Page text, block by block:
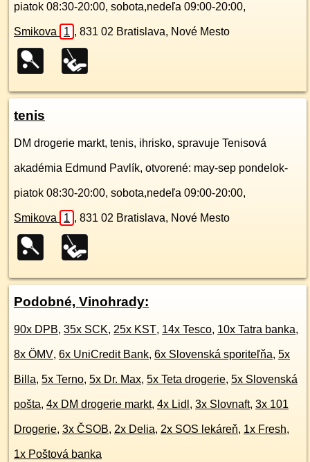
piatok 08:30-20:00, sobota,nedeľa 09:00-20:00,
Smikova 1 , 831 02 Bratislava, Nové Mesto
tenis
DM drogerie markt, tenis, ihrisko, spravuje Tenisová
akadémia Edmund Pavlík, otvorené: may-sep pondelok-
piatok 08:30-20:00, sobota,nedeľa 09:00-20:00,
Smikova 1 , 831 02 Bratislava, Nové Mesto
Podobné, Vinohrady:
90x DPB, 35x SCK, 25x KST, 14x Tesco, 10x Tatra banka,
8x ÖMV, 6x UniCredit Bank, 6x Slovenská sporiteľňa, 5x
Billa, 5x Terno, 5x Dr. Max, 5x Teta drogerie, 5x Slovenská
pošta, 4x DM drogerie markt, 4x Lidl , 3x Slovnaft, 3x 101
Drogerie, 3x ČSOB, 2x Delia, 2x SOS lekáreň, 1x Fresh,
1x Poštová banka